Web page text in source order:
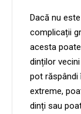
Dacă nu
complicații
acesta
dinților
pot răspândi
extreme,
dinți sau